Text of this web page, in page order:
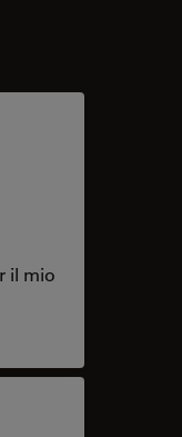
il mio